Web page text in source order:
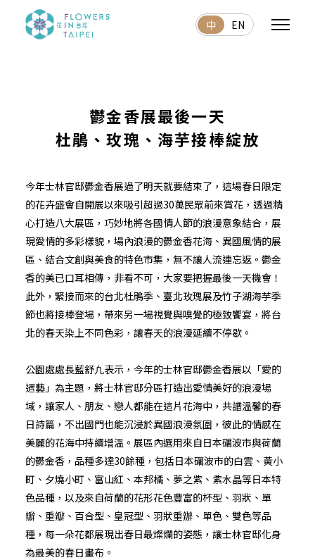
中 EN
鬱金香展最後一天
杜鵑、玫瑰、海芋接棒綻放
今年士林官邸鬱金香展過了明天就要結束了，這場春日限定
的花卉盛會自開展以來吸引超過30萬民眾前來賞花，透過精
心打造八大展區，巧妙地將各國情人節的浪漫意象結合，展
現愛情的多彩樣貌，場內浪漫的鬱金香花海、異國風情的展
區、結合文創與美食的特色市集，無不讓人流連忘返。鬱金
香的美已口耳相傳，非看不可，大家要把握最後一天機會！
此外，緊接而來的台北杜鵑季、臺北玫瑰展及竹子湖海芋季
節也將接棒登場，帶來另一場視覺與嗅覺的極致饗宴，將台
北的春天染上不同色彩，讓春天的浪漫延續不停歇。
公園處處長藍舒凢表示，今年的士林官邸鬱金香展以「愛的
遇藝」為主題，將士林官邸分區打造出愛情美好的浪漫場
域，讓家人、朋友、戀人都能在這片花海中，共譜溫馨的春
日詩篇，不出國門也能沉浸於異國浪漫氛圍，彼此的情感在
美麗的花海中持續增溫。展區內選用來自日本礪波市與荷蘭
的鬱金香，品種多達30餘種，包括日本礪波市的白雲、黃小
町、夕燒小町、富山紅、本邦橘、夢之紫、紫水晶等日本特
色品種，以及來自荷蘭的花形花色豐富的杯型、羽狀、單
瓣、重瓣、百合型、皇冠型、羽狀重辦、單色、雙色等品
種，每一朵花都展現出春日最燦爛的姿態，讓士林官邸化身
為最美的春日畫布。